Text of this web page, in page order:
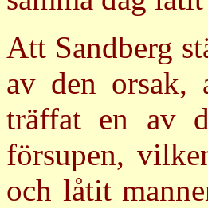
Att Sandberg
av den orsak,
träffat en av
försupen,
och låtit